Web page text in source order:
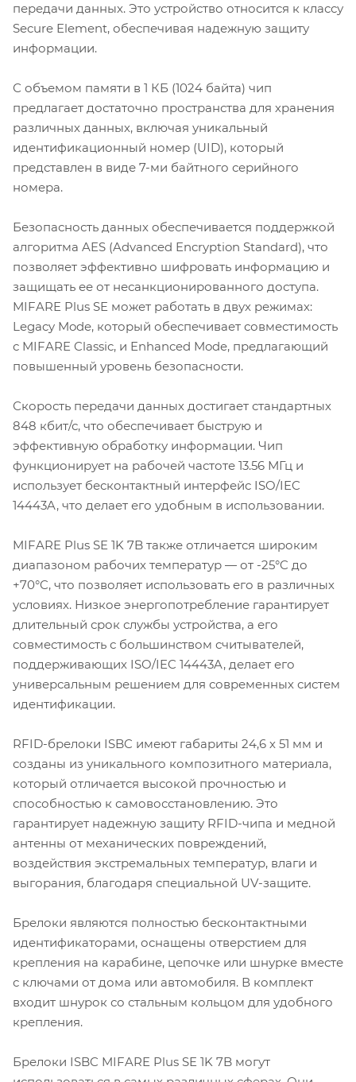
передачи данных. Это устройство относится к классу
Secure Element, обеспечивая надежную защиту
информации.
С объемом памяти в 1 КБ (1024 байта) чип
предлагает достаточно пространства для хранения
различных данных, включая уникальный
идентификационный номер (UID), который
представлен в виде 7-ми байтного серийного
номера.
Безопасность данных обеспечивается поддержкой
алгоритма AES (Advanced Encryption Standard), что
позволяет эффективно шифровать информацию и
защищать ее от несанкционированного доступа.
MIFARE Plus SE может работать в двух режимах:
Legacy Mode, который обеспечивает совместимость
с MIFARE Classic, и Enhanced Mode, предлагающий
повышенный уровень безопасности.
Скорость передачи данных достигает стандартных
848 кбит/с, что обеспечивает быструю и
эффективную обработку информации. Чип
функционирует на рабочей частоте 13.56 МГц и
использует бесконтактный интерфейс ISO/IEC
14443A, что делает его удобным в использовании.
MIFARE Plus SE 1K 7B также отличается широким
диапазоном рабочих температур — от -25°C до
+70°C, что позволяет использовать его в различных
условиях. Низкое энергопотребление гарантирует
длительный срок службы устройства, а его
совместимость с большинством считывателей,
поддерживающих ISO/IEC 14443A, делает его
универсальным решением для современных систем
идентификации.
RFID-брелоки ISBC имеют габариты 24,6 х 51 мм и
созданы из уникального композитного материала,
который отличается высокой прочностью и
способностью к самовосстановлению. Это
гарантирует надежную защиту RFID-чипа и медной
антенны от механических повреждений,
воздействия экстремальных температур, влаги и
выгорания, благодаря специальной UV-защите.
Брелоки являются полностью бесконтактными
идентификаторами, оснащены отверстием для
крепления на карабине, цепочке или шнурке вместе
с ключами от дома или автомобиля. В комплект
входит шнурок со стальным кольцом для удобного
крепления.
Брелоки ISBC MIFARE Plus SE 1K 7B могут